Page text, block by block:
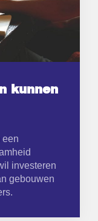
kunnen
een
investeren
gebouwen